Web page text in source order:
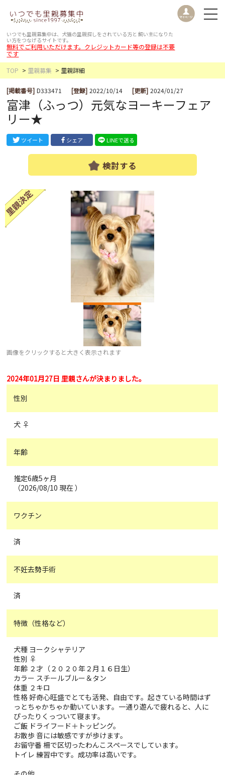
いつでも里親募集中は、犬猫の里親探しをされている方と 飼い主になりた
い方をつなげるサイトです。
無料でご利用いただけます。クレジットカード等の登録は不要
です
TOP
里親募集 里親詳細
[掲載番号] D333471 [登録] 2022/10/14 [更新] 2024/01/27
富津（ふっつ）元気なヨーキーフェア
リー★
ツイート シェア LINEで送る
検討する
画像をクリックすると大きく表示されます
2024年01月27日 里親さんが決まりました。
性別
犬 ♀
年齢
推定6歳5ヶ月
（2026/08/10 現在 ）
ワクチン
済
不妊去勢手術
済
特徴（性格など）
犬種 ヨークシャテリア
性別 ♀
年齢 ２才（２０２０年２月１６日生）
カラー スチールブルー＆タン
体重 ２キロ
性格 好奇心旺盛でとても活発、自由です。起きている時間はず
っとちゃかちゃか動いています。一通り遊んで疲れると、人に
ぴったりくっついて寝ます。
ご飯 ドライフード＋トッピング。
お散歩 音には敏感ですが歩けます。
お留守番 柵で区切ったわんこスペースでしています。
トイレ 練習中です。成功率は高いです。